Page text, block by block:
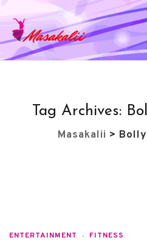
Tag Archives:
Masakalii >
ENTERTAINMENT FITNESS